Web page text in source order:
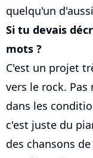
quelqu'un
Si tu devais
mots ?
C'est un projet
vers le rock.
dans les
c'est juste du
des chansons